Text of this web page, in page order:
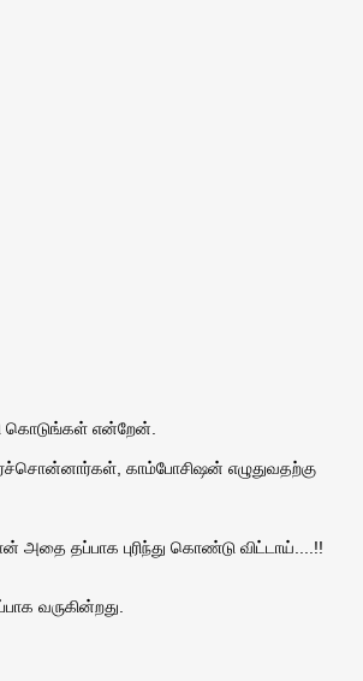
கொடுங்கள் என்றேன்.
காம்போசிஷன் எழுதுவதற்கு
தப்பாக புரிந்து கொண்டு விட்டாய்....!!
வருகின்றது.